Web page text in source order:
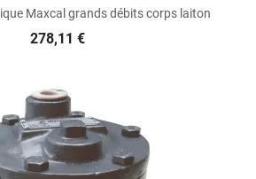
Maxcal grands débits corps laiton
278,11 €